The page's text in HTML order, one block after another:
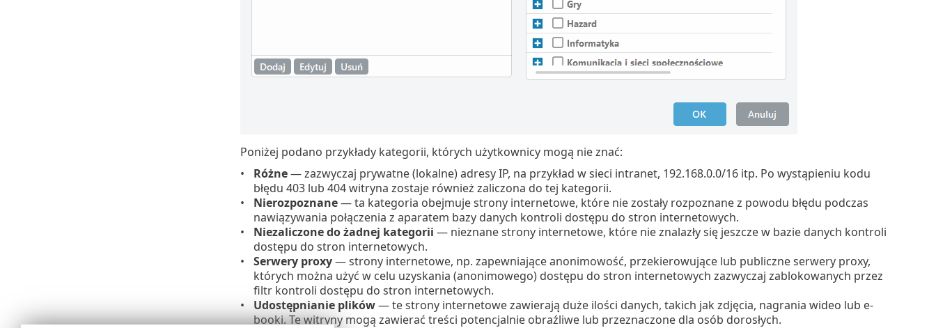
Poniżej podano przykłady kategorii, których użytkownicy mogą nie znać:
Różne— zazwyczaj prywatne (lokalne) adresy IP, na przykład w sieci intranet, 192.168.0.0/16 itp. Po wystąpieniu kodu
błędu 403 lub 404 witryna zostaje również zaliczona do tej kategorii.
Nierozpoznane— ta kategoria obejmuje strony internetowe, które nie zostały rozpoznane z powodu błędu podczas
nawiązywania połączenia z aparatem bazy danych kontroli dostępu do stron internetowych.
Niezaliczone do żadnej kategorii — nieznane strony internetowe, które nie znalazły się jeszcze w bazie danych kontroli
dostępu do stron internetowych.
Serwery proxy— strony internetowe, np. zapewniające anonimowość, przekierowujące lub publiczne serwery proxy,
których można użyć w celu uzyskania (anonimowego) dostępu do stron internetowych zazwyczaj zablokowanych przez
filtr kontroli dostępu do stron internetowych.
Udostępnianie plików— te strony internetowe zawierają duże ilości danych, takich jak zdjęcia, nagrania wideo lub e-
booki. Te witryny mogą zawierać treści potencjalnie obraźliwe lub przeznaczone dla osób dorosłych.